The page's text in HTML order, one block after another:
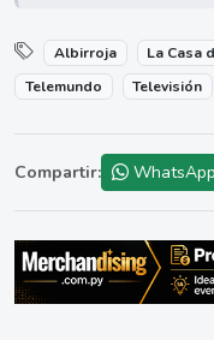
Albirroja La Casa
Telemundo
Televisión
Compartir: WhatsApp